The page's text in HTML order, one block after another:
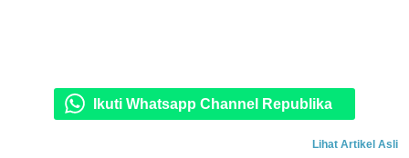
Ikuti Whatsapp Channel Republika
Lihat Artikel Asli